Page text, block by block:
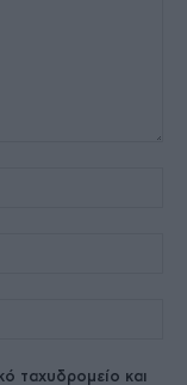
ταχυδρομείο και